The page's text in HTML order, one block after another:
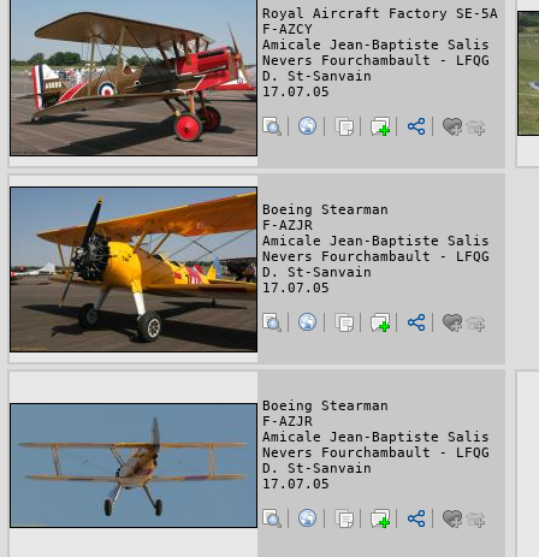
Royal Aircraft Factory SE-5A
F-AZCY
Amicale Jean-Baptiste Salis
Nevers Fourchambault - LFQG
D. St-Sanvain
17.07.05
Boeing Stearman
F-AZJR
Amicale Jean-Baptiste Salis
Nevers Fourchambault - LFQG
D. St-Sanvain
17.07.05
Boeing Stearman
F-AZJR
Amicale Jean-Baptiste Salis
Nevers Fourchambault - LFQG
D. St-Sanvain
17.07.05